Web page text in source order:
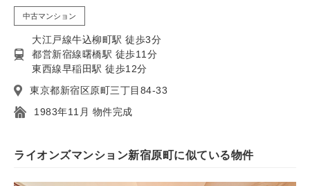
中古マンション
大江戸線牛込柳町駅 徒歩3分
都営新宿線曙橋駅 徒歩11分
東西線早稲田駅 徒歩12分
東京都新宿区原町三丁目84-33
1983年11月 物件完成
ライオンズマンション新宿原町に似ている物件